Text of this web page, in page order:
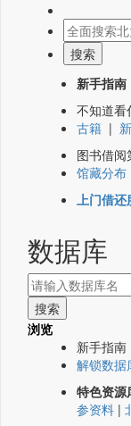
新手指南
不知道看
古籍 |
图书借阅
馆藏分布
上门借还
数据库
浏览
新手指南
解锁数据
特色资源
参资料 |